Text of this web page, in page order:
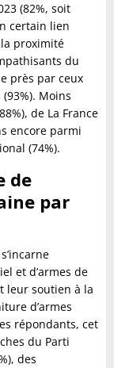
(82%, soit
certain lien
proximité
du
près par ceux
Moins
de La France
encore parmi
(74%).
de
par
et d’armes de
leur soutien à la
d’armes
répondants, cet
du Parti
des